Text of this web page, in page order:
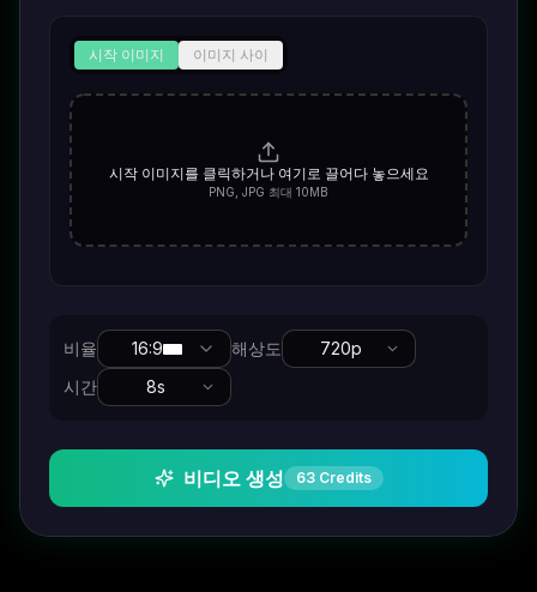
시작 이미지 이미지 사이
시작 이미지를 클릭하거나 여기로 끌어다 놓으세요
PNG, JPG 최대 10MB
비율 16:9 해상도
720p
시간
8s
비디오 생성 63Credits